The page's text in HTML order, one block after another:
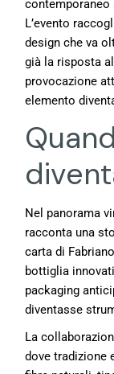
contemporaneo
L’evento
design che va
già la risposta
provocazione
elemento
Nel panorama
racconta una
carta di
bottiglia
packaging
diventasse
La
dove tradizione